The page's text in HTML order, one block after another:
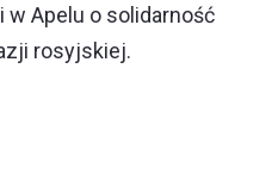
w Apelu o solidarność
rosyjskiej.